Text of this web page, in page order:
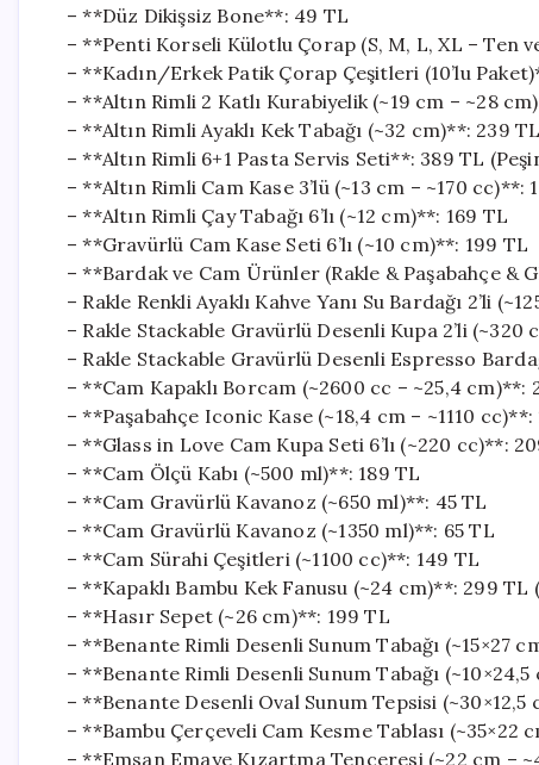
– **Düz Dikişsiz Bone**: 49 TL
– **Penti Korseli Külotlu Çorap (S, M, L, XL – Ten
– **Kadın/Erkek Patik Çorap Çeşitleri (10’lu
– **Altın Rimli 2 Katlı Kurabiyelik (~19 cm – ~28
– **Altın Rimli Ayaklı Kek Tabağı (~32 cm)**: 239
– **Altın Rimli 6+1 Pasta Servis Seti**: 389 TL
– **Altın Rimli Cam Kase 3’lü (~13 cm – ~170 cc)**:
– **Altın Rimli Çay Tabağı 6’lı (~12 cm)**: 169 TL
– **Gravürlü Cam Kase Seti 6’lı (~10 cm)**: 199 TL
– **Bardak ve Cam Ürünler (Rakle & Paşabahçe &
– Rakle Renkli Ayaklı Kahve Yanı Su Bardağı 2’li
– Rakle Stackable Gravürlü Desenli Kupa 2’li (~320
– Rakle Stackable Gravürlü Desenli Espresso
– **Cam Kapaklı Borcam (~2600 cc – ~25,4 cm)**:
– **Paşabahçe Iconic Kase (~18,4 cm – ~1110 cc)**:
– **Glass in Love Cam Kupa Seti 6’lı (~220 cc)**:
– **Cam Ölçü Kabı (~500 ml)**: 189 TL
– **Cam Gravürlü Kavanoz (~650 ml)**: 45 TL
– **Cam Gravürlü Kavanoz (~1350 ml)**: 65 TL
– **Cam Sürahi Çeşitleri (~1100 cc)**: 149 TL
– **Kapaklı Bambu Kek Fanusu (~24 cm)**: 299 TL
– **Hasır Sepet (~26 cm)**: 199 TL
– **Benante Rimli Desenli Sunum Tabağı (~15×27
– **Benante Rimli Desenli Sunum Tabağı
– **Benante Desenli Oval Sunum Tepsisi (~30×12,5
– **Bambu Çerçeveli Cam Kesme Tablası (~35×22
– **Emsan Emaye Kızartma Tenceresi (~22 cm –